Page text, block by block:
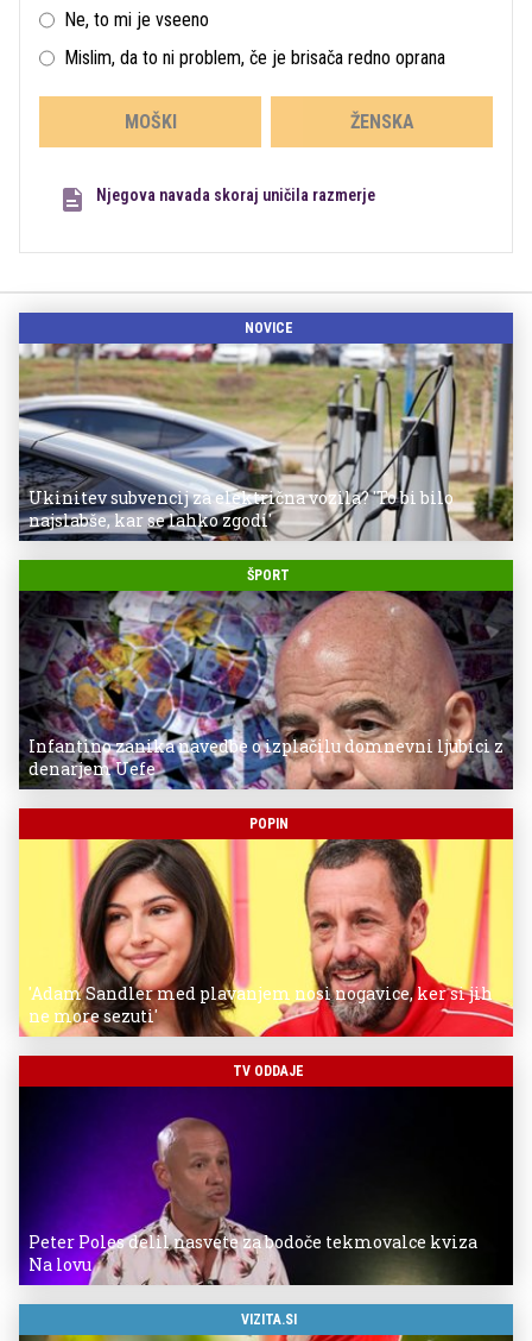
Ne, to mi je vseeno
Mislim, da to ni problem, če je brisača redno oprana
MOŠKI ŽENSKA
Njegova navada skoraj uničila razmerje
NOVICE
Ukinitev subvencij za električna vozila? 'To bi bilo
najslabše, kar se lahko zgodi'
ŠPORT
Infantino zanika navedbe o izplačilu domnevni ljubici z
denarjem Uefe
POPIN
'Adam Sandler med plavanjem nosi nogavice, ker si jih
ne more sezuti'
TV ODDAJE
Peter Poles delil nasvete za bodoče tekmovalce kviza
Na lovu
VIZITA.SI